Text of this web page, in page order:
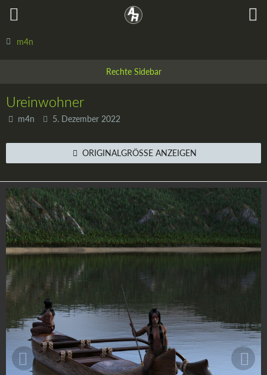
m4n
Ureinwohner
m4n 5. Dezember 2022
ORIGINALGRÖSSE ANZEIGEN